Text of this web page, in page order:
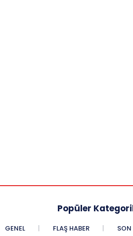
Popüler
GENEL FLAŞ HABER SON